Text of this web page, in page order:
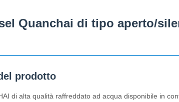
Quanchai di tipo aperto/
prodotto
di alta qualità raffreddato ad acqua disponibile in